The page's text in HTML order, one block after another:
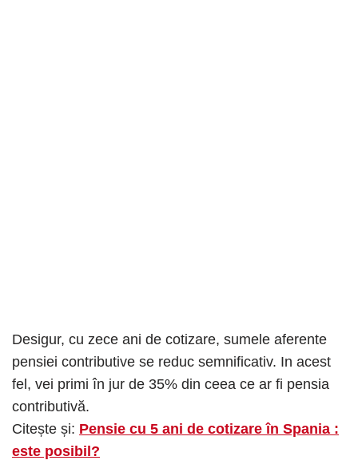
Desigur, cu zece ani de cotizare, sumele aferente
pensiei contributive se reduc semnificativ. In acest
fel, vei primi în jur de 35% din ceea ce ar fi pensia
contributivă.
Citește și: Pensie cu 5 ani de cotizare în Spania :
este posibil?